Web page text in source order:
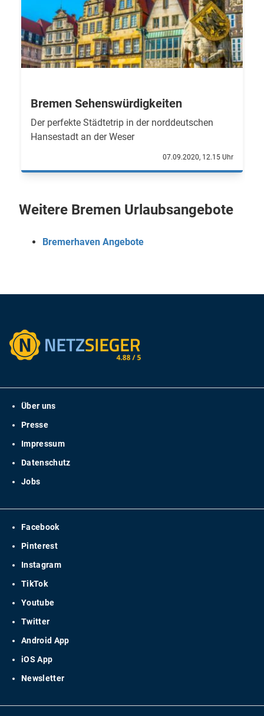
Bremen Sehenswürdigkeiten
Der perfekte Städtetrip in der norddeutschen
Hansestadt an der Weser
07.09.2020, 12.15 Uhr
Weitere Bremen Urlaubsangebote
Bremerhaven Angebote
Über uns
Presse
Impressum
Datenschutz
Jobs
Facebook
Pinterest
Instagram
TikTok
Youtube
Twitter
Android App
iOS App
Newsletter